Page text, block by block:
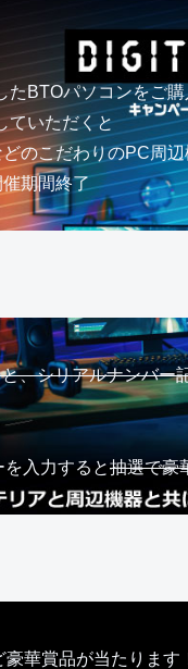
たBTOパソコンをご
ていただくと
のこだわりのPC周
期間終了
、シリアルナンバー
入力すると抽選で豪
華賞品が当たります